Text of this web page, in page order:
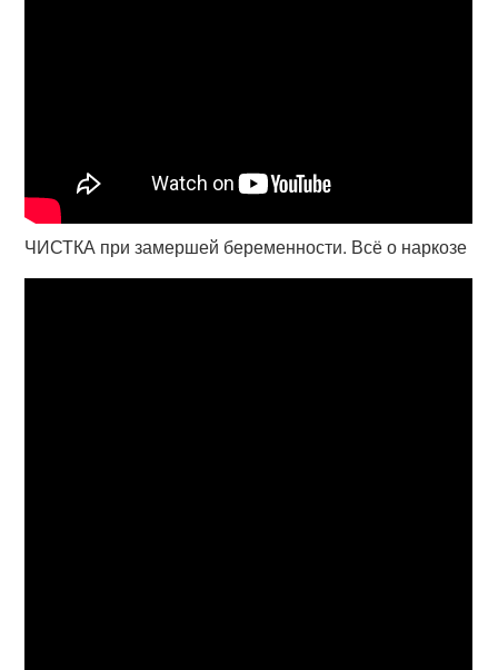
ЧИСТКА при замершей беременности. Всё о наркозе